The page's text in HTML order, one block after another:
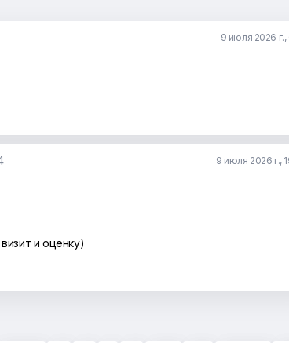
9 июля 2026 г.,
9 июля 2026 г.,
и оценку)